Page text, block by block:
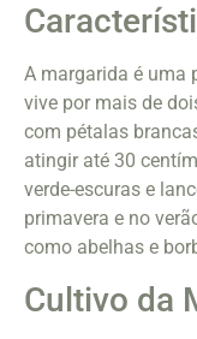
A margarida é uma
vive por mais de
com pétalas
atingir até 30
verde-escuras e
primavera e no
como abelhas e
Cultivo da